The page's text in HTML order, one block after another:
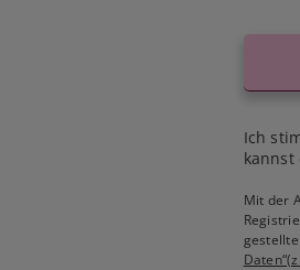
Ich
kannst
Mit der